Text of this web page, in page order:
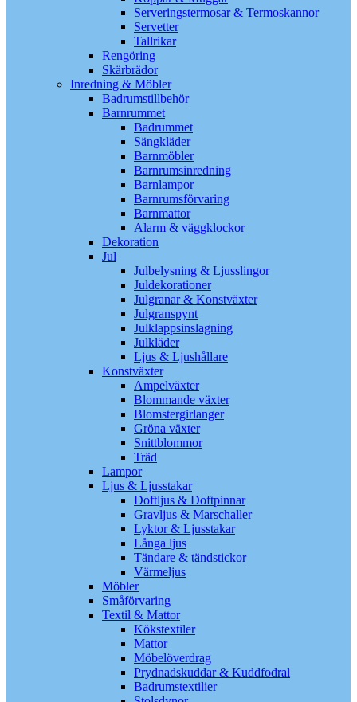
Serveringstermosar & Termoskannor
Servetter
Tallrikar
Rengöring
Skärbrädor
Inredning & Möbler
Badrumstillbehör
Barnrummet
Badrummet
Sängkläder
Barnmöbler
Barnrumsinredning
Barnlampor
Barnrumsförvaring
Barnmattor
Alarm & väggklockor
Dekoration
Jul
Julbelysning & Ljusslingor
Juldekorationer
Julgranar & Konstväxter
Julgranspynt
Julklappsinslagning
Julkläder
Ljus & Ljushållare
Konstväxter
Ampelväxter
Blommande växter
Blomstergirlanger
Gröna växter
Snittblommor
Träd
Lampor
Ljus & Ljusstakar
Doftljus & Doftpinnar
Gravljus & Marschaller
Lyktor & Ljusstakar
Långa ljus
Tändare & tändstickor
Värmeljus
Möbler
Småförvaring
Textil & Mattor
Kökstextiler
Mattor
Möbelöverdrag
Prydnadskuddar & Kuddfodral
Badrumstextilier